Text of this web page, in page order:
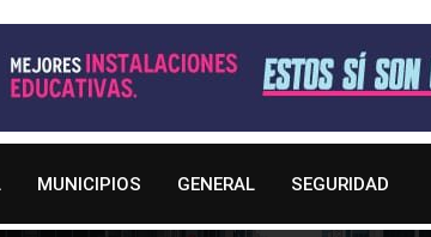
MUNICIPIOS GENERAL SEGURIDAD